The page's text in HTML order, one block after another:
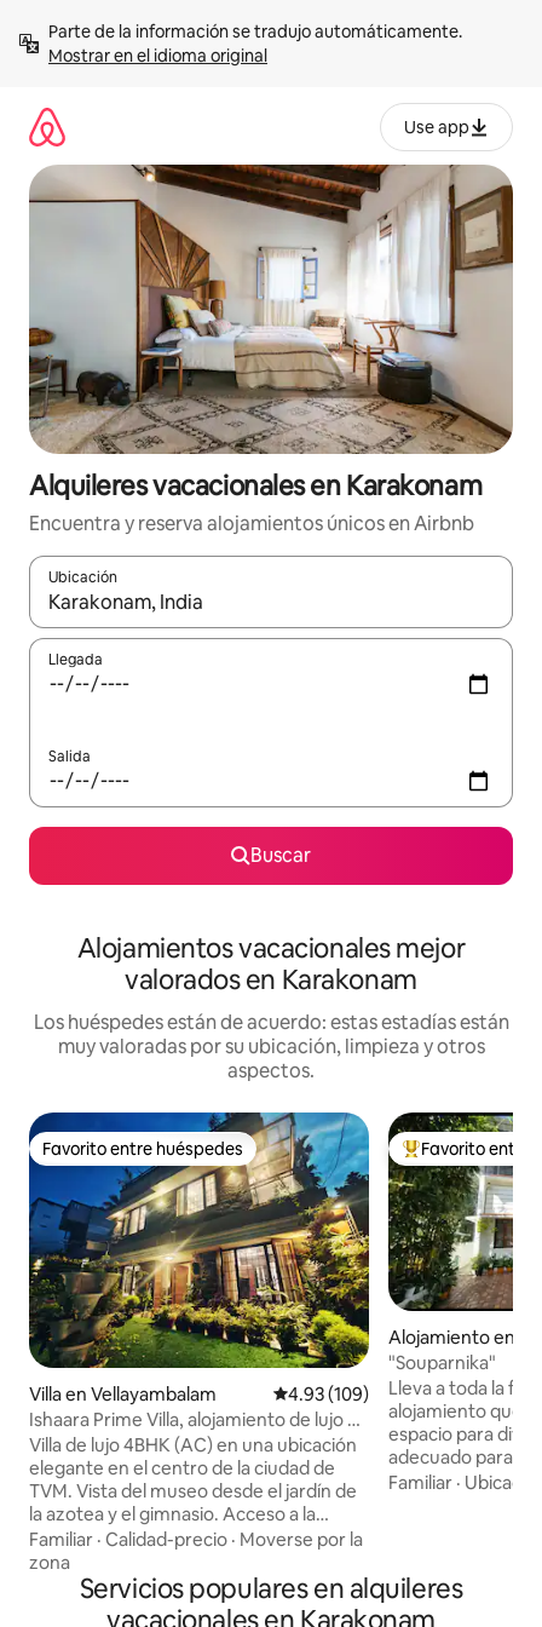
contenidoMostrar en el idioma original
Use app
Alquileres vacacionales en Karakonam
Encuentra y reserva alojamientos únicos en Airbnb
Ubicación
Cuando los resultados estén disponibles, navega con las
Llegada
Salida
Buscar
Alojamientos vacacionales mejor
valorados en Karakonam
Los huéspedes están de acuerdo: estas estadías están
muy valoradas por su ubicación, limpieza y otros
aspectos.
Favorito entre huéspedes
Favorito entre huéspedes
Villa en Vellayambalam Calificación promedio: 4.93 de
4.93 (109)
Ishaara Prime Villa, alojamiento de lujo en
el centro de la ciudad
Villa de lujo 4BHK (AC) en una ubicación
elegante en el centro de la ciudad de
TVM. Vista del museo desde el jardín de
la azotea y el gimnasio. Acceso a la
carretera principal con Internet de alta
velocidad. Villa insonorizada con 5 baños
adjuntos. Al reservar Para 2 huéspedes
se les preparará 1 habitación, para
Familiar · Calidad-precio · Moverse por la
zona
Favorito entre
Favorito entre
Alojamiento en
lam
"Souparnika"
Lleva a toda la
alojamiento que
espacio para
adecuado para la
clientes.
cuidadas y el
Muebles bien
Familiar ·
Servicios populares en alquileres